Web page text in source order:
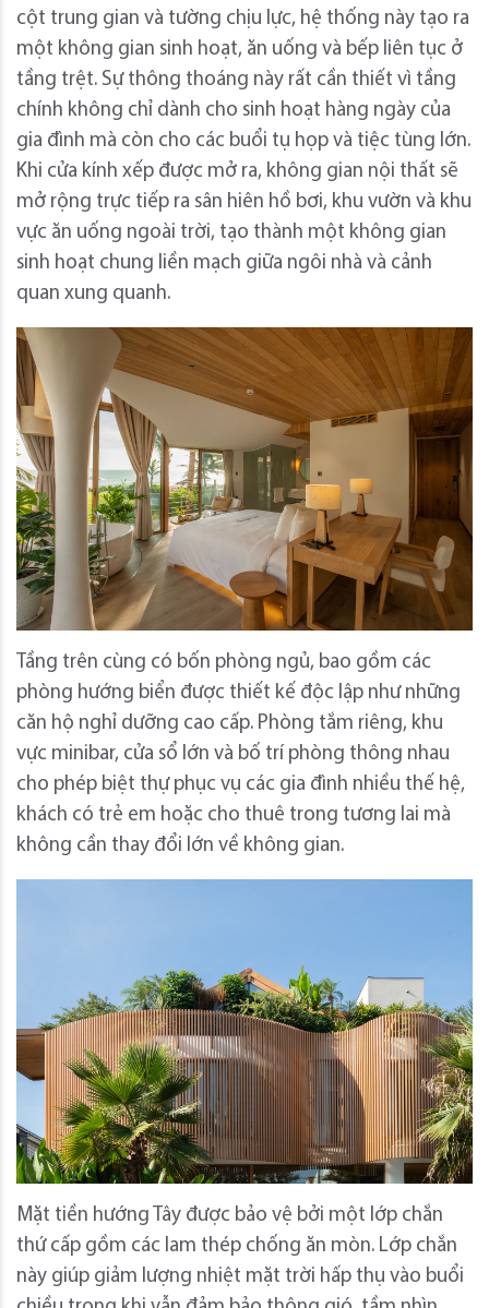
cột trung gian và tường chịu lực, hệ thống này tạo ra
một không gian sinh hoạt, ăn uống và bếp liên tục ở
tầng trệt. Sự thông thoáng này rất cần thiết vì tầng
chính không chỉ dành cho sinh hoạt hàng ngày của
gia đình mà còn cho các buổi tụ họp và tiệc tùng lớn.
Khi cửa kính xếp được mở ra, không gian nội thất sẽ
mở rộng trực tiếp ra sân hiên hồ bơi, khu vườn và khu
vực ăn uống ngoài trời, tạo thành một không gian
sinh hoạt chung liền mạch giữa ngôi nhà và cảnh
quan xung quanh.
Tầng trên cùng có bốn phòng ngủ, bao gồm các
phòng hướng biển được thiết kế độc lập như những
căn hộ nghỉ dưỡng cao cấp. Phòng tắm riêng, khu
vực minibar, cửa sổ lớn và bố trí phòng thông nhau
cho phép biệt thự phục vụ các gia đình nhiều thế hệ,
khách có trẻ em hoặc cho thuê trong tương lai mà
không cần thay đổi lớn về không gian.
Mặt tiền hướng Tây được bảo vệ bởi một lớp chắn
thứ cấp gồm các lam thép chống ăn mòn. Lớp chắn
này giúp giảm lượng nhiệt mặt trời hấp thụ vào buổi